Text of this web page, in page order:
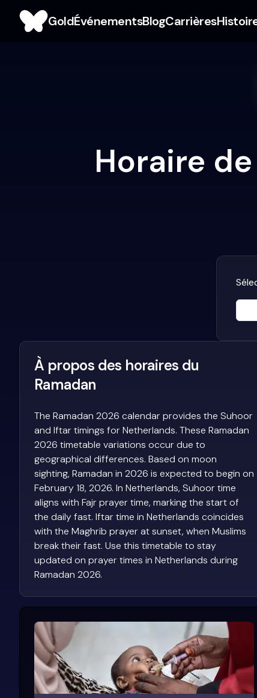
GoldÉvénementsBlogCarrières
Horaire
À propos des horaires du
Ramadan
The Ramadan 2026 calendar provides the Suhoor
and Iftar timings for Netherlands. These Ramadan
2026 timetable variations occur due to
geographical differences. Based on moon
sighting, Ramadan in 2026 is expected to begin on
February 18, 2026. In Netherlands, Suhoor time
aligns with Fajr prayer time, marking the start of
the daily fast. Iftar time in Netherlands coincides
with the Maghrib prayer at sunset, when Muslims
break their fast. Use this timetable to stay
updated on prayer times in Netherlands during
Ramadan 2026.